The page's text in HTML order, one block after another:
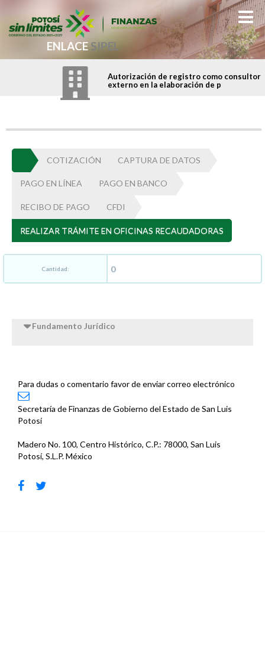
ENLACESIPEL
Autorización de registro como consultor
externo en la elaboración de p
COTIZACIÓN CAPTURA DE DATOS
PAGO EN LÍNEA PAGO EN BANCO
RECIBO DE PAGO CFDI
REALIZAR TRÁMITE EN OFICINAS RECAUDADORAS
Cantidad:
Fundamento Jurídico
Para dudas o comentario favor de enviar correo electrónico
Secretaría de Finanzas de Gobierno del Estado de San Luis
Potosí
Madero No. 100, Centro Histórico, C.P.: 78000, San Luis
Potosí, S.L.P. México